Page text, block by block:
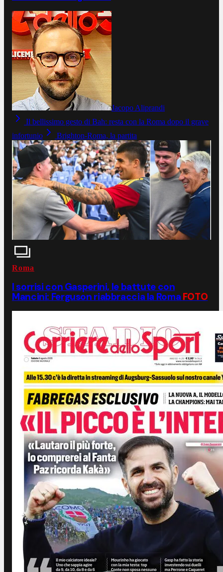
Jacopo Aliprandi
Il bellissimo gesto di Bah: resta con la Roma dopo il grave
infortunio
Brighton-Roma, la partita
Roma
I sorrisi con Gasperini, le battute con
Mancini: Ferguson riabbraccia la Roma FOTO